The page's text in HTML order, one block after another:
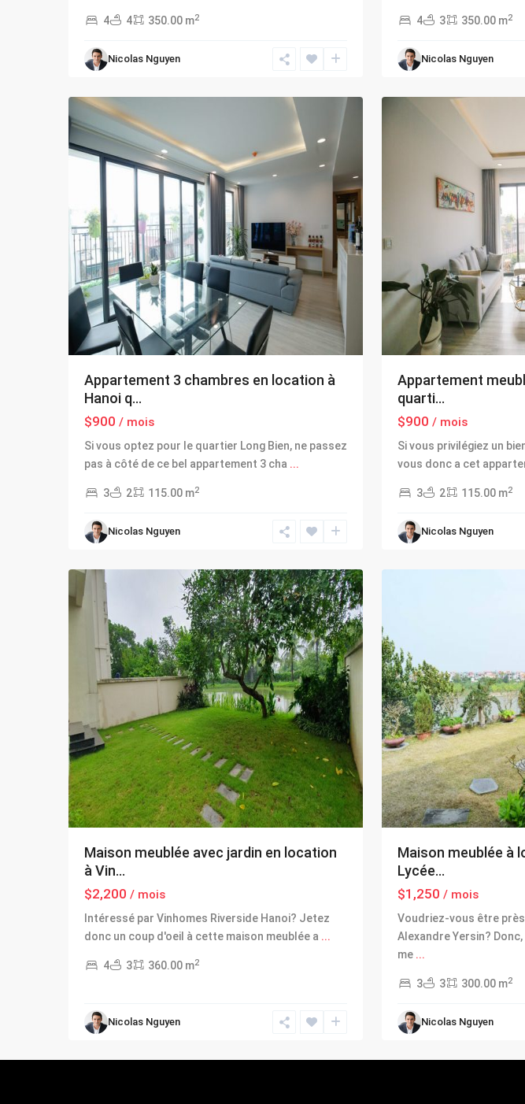
4 4 350.00 m2
Nicolas Nguyen
4 3 350.00 m2
Nicolas Nguyen
Long
Bien,
Appartement 3 chambres en location à
Hanoi q...
$900 / mois
Si vous optez pour le quartier Long Bien, ne passez
pas à côté de ce bel appartement 3 cha ...
3 2 115.00 m2
Nicolas Nguyen
Long
Bien,
Appartement
quarti...
$900 / mois
Si vous privilégiez un
vous donc a cet
3 2 115.00 m2
Nicolas Nguyen
Long
Bien,
Maison meublée avec jardin en location
à Vin...
$2,200 / mois
Intéressé par Vinhomes Riverside Hanoi? Jetez
donc un coup d'oeil à cette maison meublée a ...
4 3 360.00 m2
Nicolas Nguyen
Long
Bien,
Maison meublée à
Lycée...
$1,250 / mois
Voudriez-vous être près
Alexandre Yersin?
me ...
3 3 300.00 m2
Nicolas Nguyen